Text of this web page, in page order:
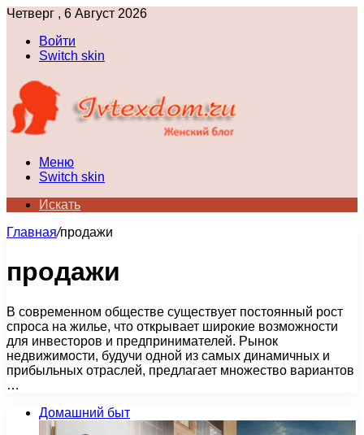
Четверг , 6 Август 2026
Войти
Switch skin
Меню
Switch skin
Искать
Главная/продажи
продажи
В современном обществе существует постоянный рост
спроса на жилье, что открывает широкие возможности
для инвесторов и предпринимателей. Рынок
недвижимости, будучи одной из самых динамичных и
прибыльных отраслей, предлагает множество вариантов
…
Домашний быт